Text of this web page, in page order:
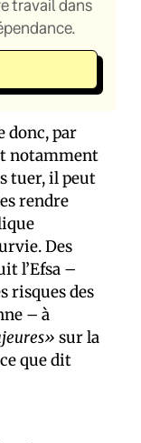
travail dans
donc, par
notamment
tuer, il peut
rendre
Des
l’Efsa –
risques des
– à
sur la
que dit